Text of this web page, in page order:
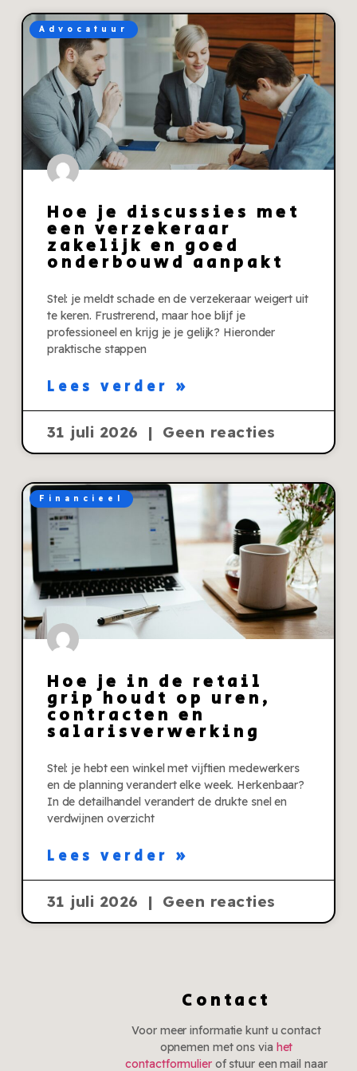
Advocatuur
Hoe je discussies met
een verzekeraar
zakelijk en goed
onderbouwd aanpakt
Stel: je meldt schade en de verzekeraar weigert uit
te keren. Frustrerend, maar hoe blijf je
professioneel en krijg je je gelijk? Hieronder
praktische stappen
Lees verder »
31 juli 2026 Geen reacties
Financieel
Hoe je in de retail
grip houdt op uren,
contracten en
salarisverwerking
Stel: je hebt een winkel met vijftien medewerkers
en de planning verandert elke week. Herkenbaar?
In de detailhandel verandert de drukte snel en
verdwijnen overzicht
Lees verder »
31 juli 2026 Geen reacties
Contact
Voor meer informatie kunt u contact
opnemen met ons via het
contactformulierof stuur een mail naar